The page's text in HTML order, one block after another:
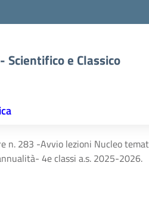
Scientifico e Classico
n. 283 -Avvio lezioni Nucleo
4e classi a.s. 2025-2026.